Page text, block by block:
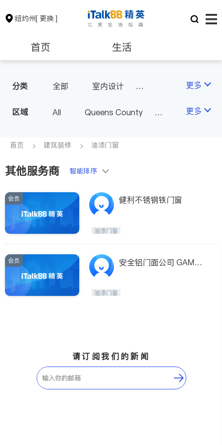
纽约州[ 更换 ]
首页 生活
保险理财 房地产租售
银行贷款 会计师
建筑装修
非盈利组织
分类 全部
室内设计
卫浴洁具
地板建材
更多
区域 All
Queens County
Long Island
Bronx County
Buffalo & Syracuse
Westchester County & Orange
County
更多
首页 建筑装修 油漆门窗
其他服务商 智能排序
会员 健利不锈钢铁门窗
油漆门窗
会员
安全铝门面公司 GAMCO
油漆门窗
请订阅我们的新闻